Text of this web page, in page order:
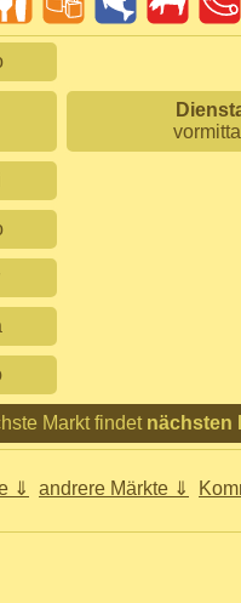
Markt findet nächsten
⇓ andrere Märkte ⇓